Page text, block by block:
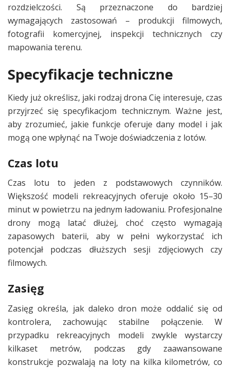
rozdzielczości. Są przeznaczone do bardziej
wymagających zastosowań – produkcji filmowych,
fotografii komercyjnej, inspekcji technicznych czy
mapowania terenu.
Specyfikacje techniczne
Kiedy już określisz, jaki rodzaj drona Cię interesuje, czas
przyjrzeć się specyfikacjom technicznym. Ważne jest,
aby zrozumieć, jakie funkcje oferuje dany model i jak
mogą one wpłynąć na Twoje doświadczenia z lotów.
Czas lotu
Czas lotu to jeden z podstawowych czynników.
Większość modeli rekreacyjnych oferuje około 15–30
minut w powietrzu na jednym ładowaniu. Profesjonalne
drony mogą latać dłużej, choć często wymagają
zapasowych baterii, aby w pełni wykorzystać ich
potencjał podczas dłuższych sesji zdjęciowych czy
filmowych.
Zasięg
Zasięg określa, jak daleko dron może oddalić się od
kontrolera, zachowując stabilne połączenie. W
przypadku rekreacyjnych modeli zwykle wystarczy
kilkaset metrów, podczas gdy zaawansowane
konstrukcje pozwalają na loty na kilka kilometrów, co